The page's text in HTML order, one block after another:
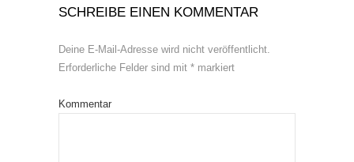
SCHREIBE EINEN KOMMENTAR
Deine E-Mail-Adresse wird nicht veröffentlicht.
Erforderliche Felder sind mit * markiert
Kommentar